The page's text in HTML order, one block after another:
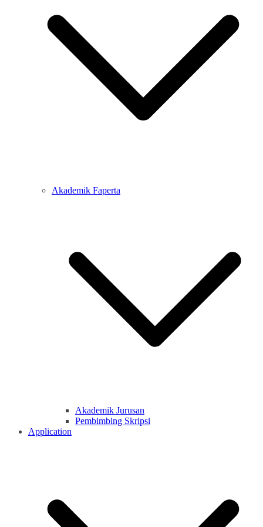
Akademik Faperta
Akademik Jurusan
Pembimbing Skripsi
Application